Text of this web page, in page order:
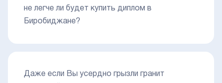
не легче ли будет купить диплом в
Биробиджане?
Даже если Вы усердно грызли гранит